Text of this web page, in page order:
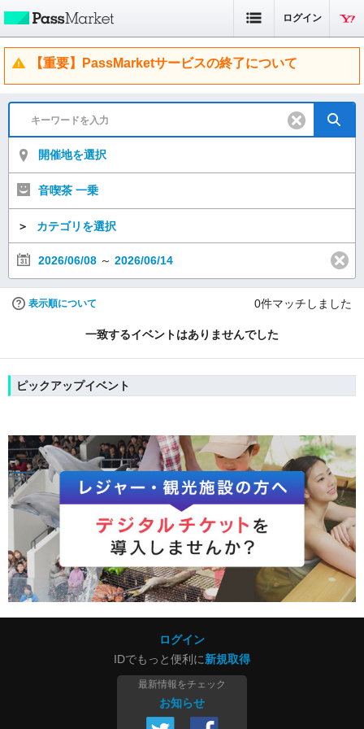
ログイン
【重要】PassMarketサービスの終了について
開催地を選択
音喫茶 一乗
＞ カテゴリを選択
2026/06/08 ～ 2026/06/14
表示順について 0件マッチしました
一致するイベントはありませんでした
ピックアップイベント
ログイン
IDでもっと便利に新規取得
最新情報をチェック
お知らせ